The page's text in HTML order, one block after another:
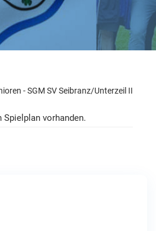
- SGM SV Seibranz/Unterzeil II
Spielplan vorhanden.